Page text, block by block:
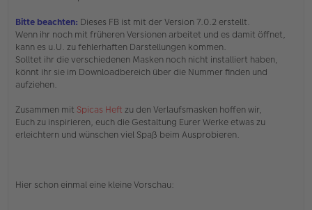
Bitte beachten: Dieses FB ist mit der Version 7.0.2 erstellt.
Wenn ihr noch mit früheren Versionen arbeitet und es damit öffnet,
kann es u.U. zu fehlerhaften Darstellungen kommen.
Solltet ihr die verschiedenen Masken noch nicht installiert haben,
könnt ihr sie im Downloadbereich über die Nummer finden und
aufziehen.
Zusammen mit Spicas Heft zu den Verlaufsmasken hoffen wir,
Euch zu inspirieren, euch die Gestaltung Eurer Werke etwas zu
erleichtern und wünschen viel Spaß beim Ausprobieren.
Hier schon einmal eine kleine Vorschau: